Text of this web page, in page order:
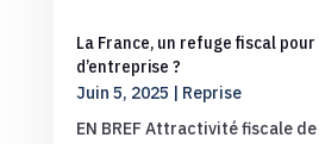
La France, un refuge fiscal
d’entreprise ?
Juin 5, 2025 | Reprise
EN BREF Attractivité fiscale